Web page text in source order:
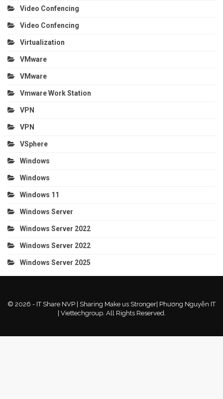
Video Confencing
Video Confencing
Virtualization
VMware
VMware
Vmware Work Station
VPN
VPN
VSphere
Windows
Windows
Windows 11
Windows Server
Windows Server 2022
Windows Server 2022
Windows Server 2025
© 2026 - IT Share NVP | Sharing Make us Stronger| Phương Nguyễn IT
| Viettechgroup. All Rights Reserved.